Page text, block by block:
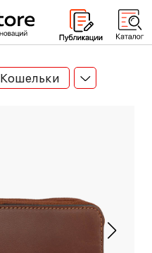
Кошельки